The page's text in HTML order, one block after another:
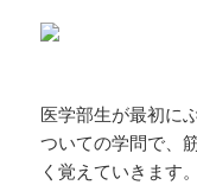
医学部生が最初に
ついての学問で、
く覚えていきます。